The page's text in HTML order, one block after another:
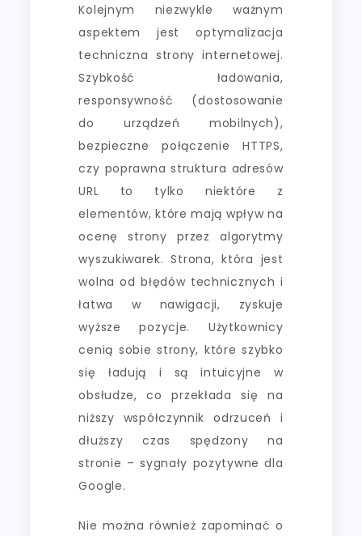
Kolejnym niezwykle ważnym
aspektem jest optymalizacja
techniczna strony internetowej.
Szybkość ładowania,
responsywność (dostosowanie
do urządzeń mobilnych),
bezpieczne połączenie HTTPS,
czy poprawna struktura adresów
URL to tylko niektóre z
elementów, które mają wpływ na
ocenę strony przez algorytmy
wyszukiwarek. Strona, która jest
wolna od błędów technicznych i
łatwa w nawigacji, zyskuje
wyższe pozycje. Użytkownicy
cenią sobie strony, które szybko
się ładują i są intuicyjne w
obsłudze, co przekłada się na
niższy współczynnik odrzuceń i
dłuższy czas spędzony na
stronie – sygnały pozytywne dla
Google.
Nie można również zapominać o